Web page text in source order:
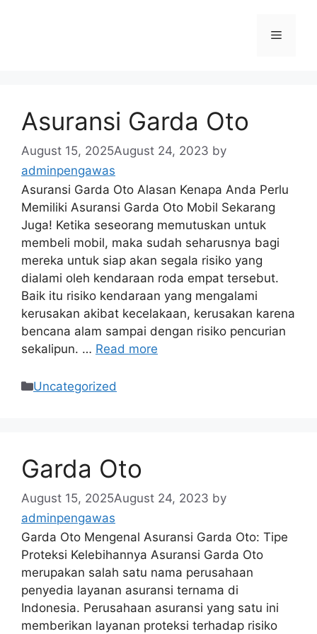
Menu
Asuransi Garda Oto
August 15, 2025August 24, 2023 by
adminpengawas
Asuransi Garda Oto Alasan Kenapa Anda Perlu
Memiliki Asuransi Garda Oto Mobil Sekarang
Juga! Ketika seseorang memutuskan untuk
membeli mobil, maka sudah seharusnya bagi
mereka untuk siap akan segala risiko yang
dialami oleh kendaraan roda empat tersebut.
Baik itu risiko kendaraan yang mengalami
kerusakan akibat kecelakaan, kerusakan karena
bencana alam sampai dengan risiko pencurian
sekalipun. … Read more
Categories
Uncategorized
Garda Oto
August 15, 2025August 24, 2023 by
adminpengawas
Garda Oto Mengenal Asuransi Garda Oto: Tipe
Proteksi Kelebihannya Asuransi Garda Oto
merupakan salah satu nama perusahaan
penyedia layanan asuransi ternama di
Indonesia. Perusahaan asuransi yang satu ini
memberikan layanan proteksi terhadap risiko